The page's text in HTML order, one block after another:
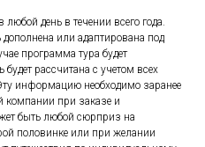
день в течении всего года.
или адаптирована под
программа тура будет
рассчитана с учетом всех
информацию необходимо заранее
компании при заказе и
быть любой сюрприз на
половинке или при желании